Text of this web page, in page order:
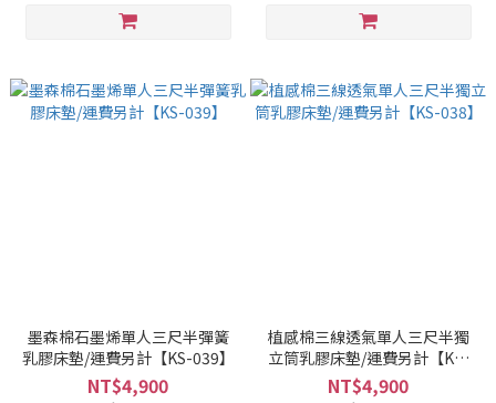
墨森棉石墨烯單人三尺半彈簧
乳膠床墊/運費另計【KS-039】
NT$4,900
植感棉三線透氣單人三尺半獨
立筒乳膠床墊/運費另計【KS-
038】
NT$4,900